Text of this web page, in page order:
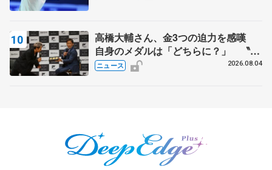
高橋大輔さん、金3つの迫力を感嘆
自身のメダルは「どちらに？」 〝リ
ス兄弟〟オリンピック3連覇の野村忠
ニュース 2026.08.04